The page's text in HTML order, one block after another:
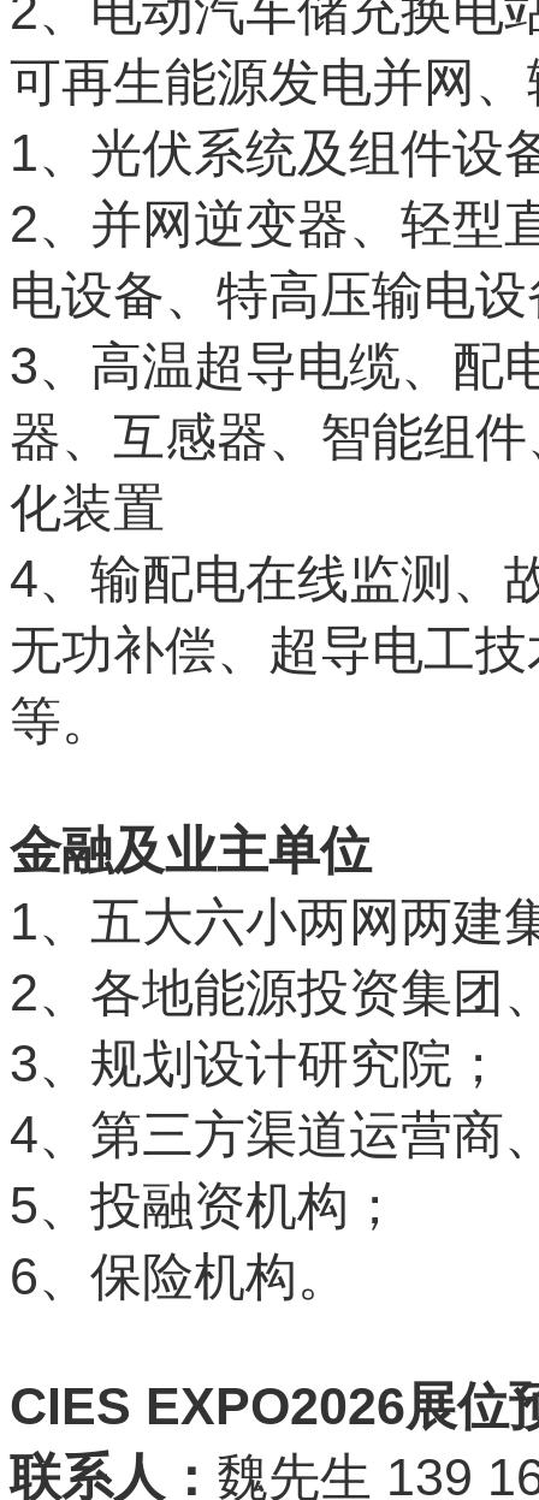
可再生能源发电并网
1、光伏系统及组件设
2、并网逆变器、轻型
电设备、特高压输电
3、高温超导电缆、配
器、互感器、智能组
化装置
4、输配电在线监测、
无功补偿、超导电工
等。
金融及业主单位
1、五大六小两网两建
2、各地能源投资集团
3、规划设计研究院；
4、第三方渠道运营商
5、投融资机构；
6、保险机构。
CIES EXPO2026展位
联系人： 魏先生 139